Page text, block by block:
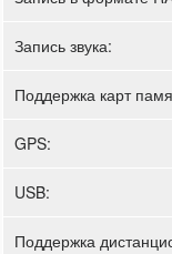
Запись звука:
Поддержка карт
GPS:
USB:
Поддержка